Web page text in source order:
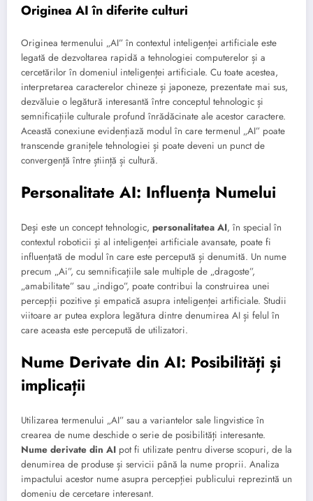
Originea AI în diferite culturi
Originea termenului „AI” în contextul inteligenței artificiale este
legată de dezvoltarea rapidă a tehnologiei computerelor și a
cercetărilor în domeniul inteligenței artificiale. Cu toate acestea,
interpretarea caracterelor chineze și japoneze, prezentate mai sus,
dezvăluie o legătură interesantă între conceptul tehnologic și
semnificațiile culturale profund înrădăcinate ale acestor caractere.
Această conexiune evidențiază modul în care termenul „AI” poate
transcende granițele tehnologiei și poate deveni un punct de
convergență între știință și cultură.
Personalitate AI: Influența Numelui
Deși este un concept tehnologic, personalitatea AI, în special în
contextul roboticii și al inteligenței artificiale avansate, poate fi
influențată de modul în care este percepută și denumită. Un nume
precum „Ai”, cu semnificațiile sale multiple de „dragoste”,
„amabilitate” sau „indigo”, poate contribui la construirea unei
percepții pozitive și empatică asupra inteligenței artificiale. Studii
viitoare ar putea explora legătura dintre denumirea AI și felul în
care aceasta este percepută de utilizatori.
Nume Derivate din AI: Posibilități și
implicații
Utilizarea termenului „AI” sau a variantelor sale lingvistice în
crearea de nume deschide o serie de posibilități interesante.
Nume derivate din AI pot fi utilizate pentru diverse scopuri, de la
denumirea de produse și servicii până la nume proprii. Analiza
impactului acestor nume asupra percepției publicului reprezintă un
domeniu de cercetare interesant.